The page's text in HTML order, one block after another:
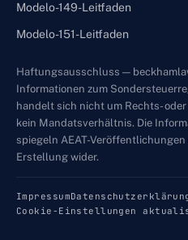
Modelo-149-Leitfaden
Modelo-151-Leitfaden
Haftungsausschluss —
Informationen zum
handelt sich nicht um Rechts-
kein Mandatsverhältnis. Die
spiegeln AEAT-
Erstellung wider.
Impressum
Cookie-Einstellungen